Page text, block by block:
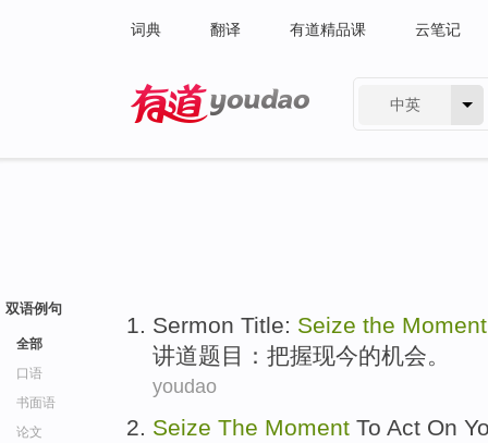
词典 翻译 有道精品课 云笔记
中英
双语例句
全部
口语
书面语
论文
Sermon Title: Seize the Moment
讲道题目 ： 把握现今的机会。
youdao
Seize The Moment To Act On